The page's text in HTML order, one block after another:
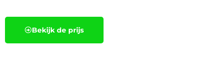
Bekijk de prijs